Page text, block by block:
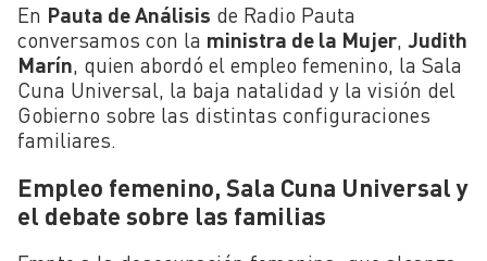
En Pauta de Análisis de Radio Pauta
conversamos con la ministra de la Mujer Judith
Marín , quien abordó el empleo femenino, la Sala
Cuna Universal, la baja natalidad y la visión del
Gobierno sobre las distintas configuraciones
familiares.
Empleo femenino, Sala Cuna Universal y
el debate sobre las familias